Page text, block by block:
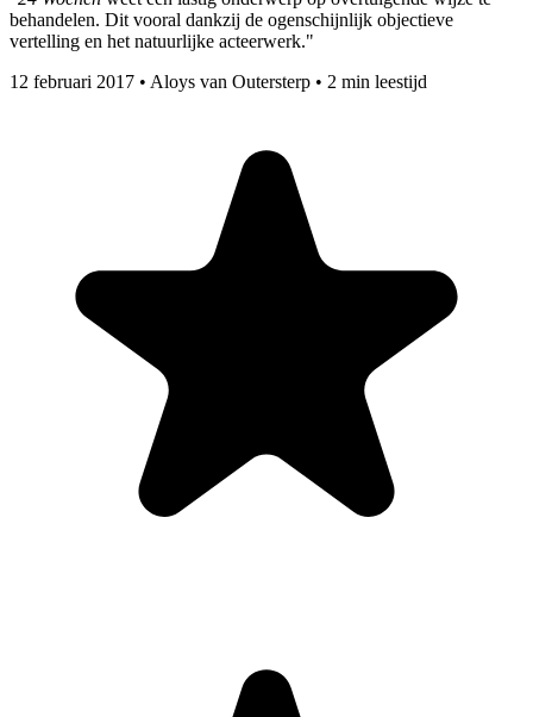
behandelen. Dit vooral dankzij de ogenschijnlijk objectieve
vertelling en het natuurlijke acteerwerk."
12 februari 2017 • Aloys van Outersterp • 2 min leestijd